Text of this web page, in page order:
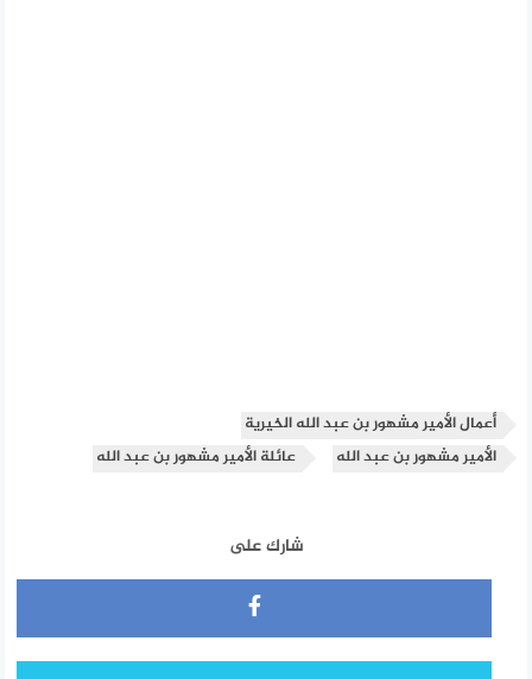
أعمال الأمير مشهور بن عبد الله الخيرية
الأمير مشهور بن عبد الله
عائلة الأمير مشهور بن عبد الله
شارك على